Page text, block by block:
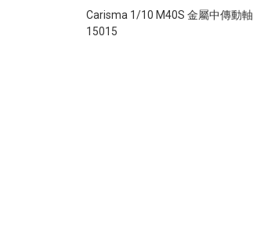
Carisma 1/10 M40S 金屬中傳動軸
15015